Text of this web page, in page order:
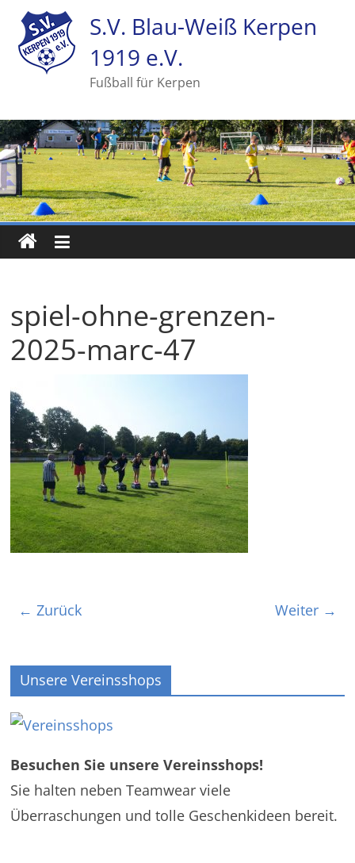
S.V. Blau-Weiß Kerpen
1919 e.V.
Fußball für Kerpen
spiel-ohne-grenzen-
2025-marc-47
← Zurück Weiter →
Unsere Vereinsshops
Besuchen Sie unsere Vereinsshops!
Sie halten neben Teamwear viele
Überraschungen und tolle Geschenkideen bereit.